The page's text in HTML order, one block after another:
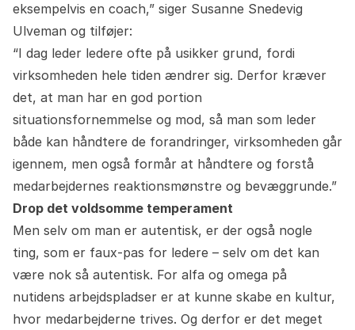
eksempelvis en coach,” siger Susanne Snedevig
Ulveman og tilføjer:
“I dag leder ledere ofte på usikker grund, fordi
virksomheden hele tiden ændrer sig. Derfor kræver
det, at man har en god portion
situationsfornemmelse og mod, så man som leder
både kan håndtere de forandringer, virksomheden går
igennem, men også formår at håndtere og forstå
medarbejdernes reaktionsmønstre og bevæggrunde.”
Drop det voldsomme temperament
Men selv om man er autentisk, er der også nogle
ting, som er faux-pas for ledere – selv om det kan
være nok så autentisk. For alfa og omega på
nutidens arbejdspladser er at kunne skabe en kultur,
hvor medarbejderne trives. Og derfor er det meget